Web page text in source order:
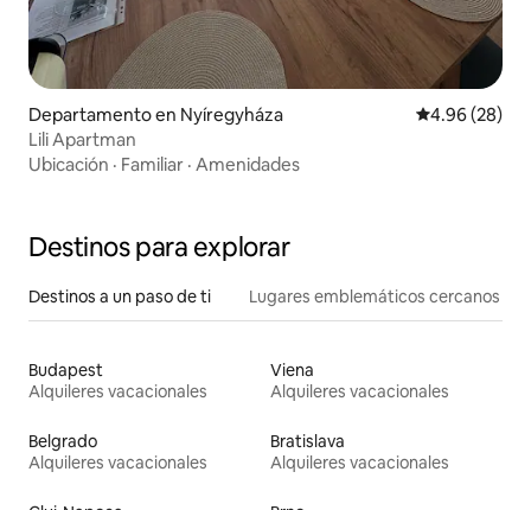
Departamento en Nyíregyháza Calificación
4.96 (28)
Lili Apartman
Ubicación · Familiar · Amenidades
Destinos para explorar
Destinos a un paso de ti Lugares emblemáticos cercanos
Budapest
Alquileres vacacionales
Viena
Alquileres vacacionales
Belgrado
Alquileres vacacionales
Bratislava
Alquileres vacacionales